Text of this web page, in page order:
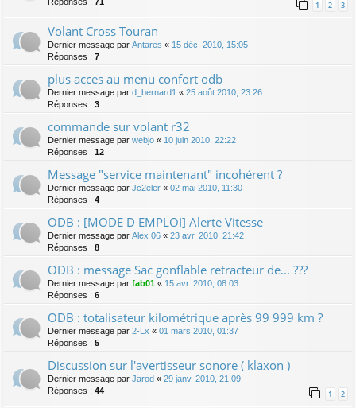
1 2 3
Volant Cross Touran
Dernier message par Antares « 15 déc. 2010, 15:05
Réponses : 7
plus acces au menu confort odb
Dernier message par d_bernard1 « 25 août 2010, 23:26
Réponses : 3
commande sur volant r32
Dernier message par webjo « 10 juin 2010, 22:22
Réponses : 12
Message "service maintenant" incohérent ?
Dernier message par Jc2eler « 02 mai 2010, 11:30
Réponses : 4
ODB : [MODE D EMPLOI] Alerte Vitesse
Dernier message par Alex 06 « 23 avr. 2010, 21:42
Réponses : 8
ODB : message Sac gonflable retracteur de... ???
Dernier message par fab01 « 15 avr. 2010, 08:03
Réponses : 6
ODB : totalisateur kilométrique après 99 999 km ?
Dernier message par 2-Lx « 01 mars 2010, 01:37
Réponses : 5
Discussion sur l'avertisseur sonore ( klaxon )
Dernier message par Jarod « 29 janv. 2010, 21:09
Réponses : 44 1 2